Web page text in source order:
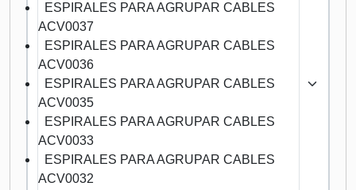
ESPIRALES PARA AGRUPAR CABLES
ACV0037
ESPIRALES PARA AGRUPAR CABLES
ACV0036
ESPIRALES PARA AGRUPAR CABLES
ACV0035
ESPIRALES PARA AGRUPAR CABLES
ACV0033
ESPIRALES PARA AGRUPAR CABLES
ACV0032